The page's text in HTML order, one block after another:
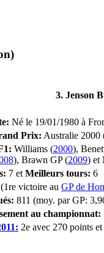
3. Jenson
Né le 19/01/1980 à
Prix: Australie
Williams (2000),
), Brawn GP (2009) et
7 et Meilleurs tours: 6
victoire au GP de
811 (moy. par GP:
au championnat:
2e avec 270 points